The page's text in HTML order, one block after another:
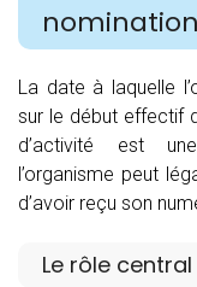
nomination
La date à laquelle
sur le début effectif
d’activité est
l’organisme peut
d’avoir reçu son
Le rôle